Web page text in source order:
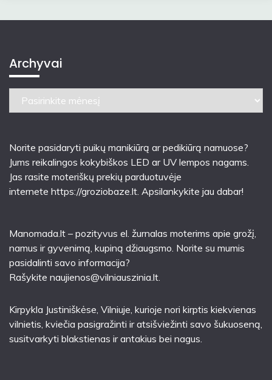
Archyvai
Archyvai
Norite pasidaryti puikų manikiūrą ar pedikiūrą namuose?
Jums reikalingos kokybiškos LED ar UV lempos nagams.
Jas rasite moteriškų prekių parduotuvėje
internete https://groziobaze.lt . Apsilankykite jau dabar!
Manomada.lt – pozityvus el. žurnalas moterims apie grožį,
namus ir gyvenimą, kupiną džiaugsmo. Norite su mumis
pasidalinti savo informacija?
Rašykite naujienos@vilniauszinia.lt
Kirpykla Justiniškėse , Vilniuje, kurioje nori kirptis kiekvienas
vilnietis, kviečia pasigražinti ir atsišviežinti savo šukuoseną,
susitvarkyti blakstienas ir antakius bei nagus.